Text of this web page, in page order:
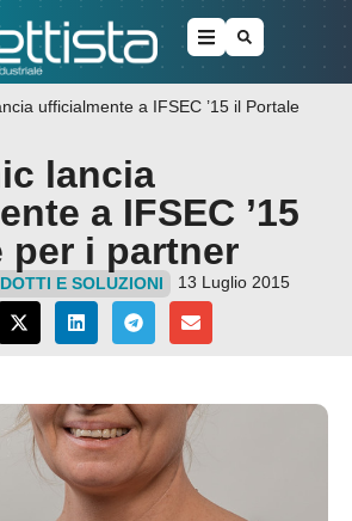
ufficialmente a IFSEC ’15 il Portale
lancia
a IFSEC ’15
per i partner
E SOLUZIONI 13 Luglio 2015